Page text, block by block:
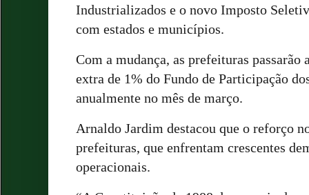
Industrializados e o novo Imposto
com estados e municípios.
Com a mudança, as prefeituras passarão
extra de 1% do Fundo de Participação
anualmente no mês de março.
Arnaldo Jardim destacou que o reforço
prefeituras, que enfrentam crescentes
operacionais.